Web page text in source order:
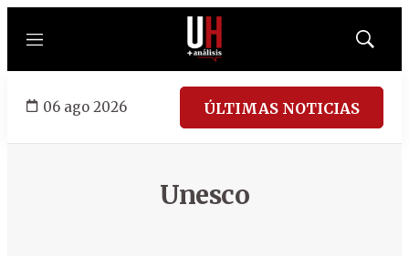
Menú
Mostrar
06 ago 2026 ÚLTIMAS NOTICIAS
Unesco